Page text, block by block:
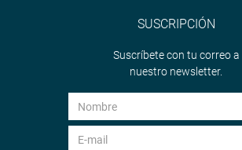
SUSCRIPCIÓN
Suscríbete con tu correo a
nuestro newsletter.